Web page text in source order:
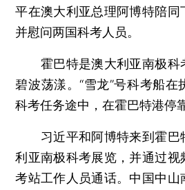
平在澳大利亚总理阿博特陪同
并慰问两国科考人员。
霍巴特是澳大利亚南极科
碧波荡漾。“雪龙”号科考船在
科考任务途中，在霍巴特港停
习近平和阿博特来到霍巴
利亚南极科考展览，并通过视
考站工作人员通话。中国中山